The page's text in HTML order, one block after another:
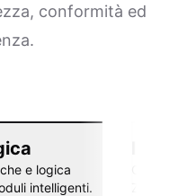
conformità ed
e logica
intelligenti.